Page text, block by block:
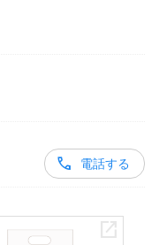
電話する